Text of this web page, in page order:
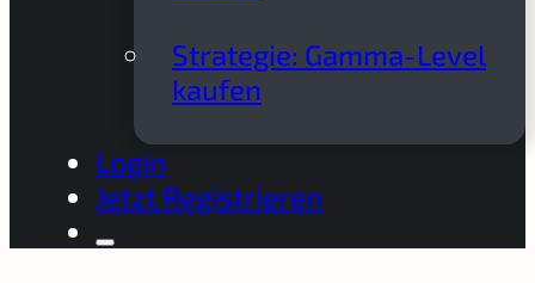
Strategie: Gamma-Level
kaufen
Login
Jetzt Registrieren